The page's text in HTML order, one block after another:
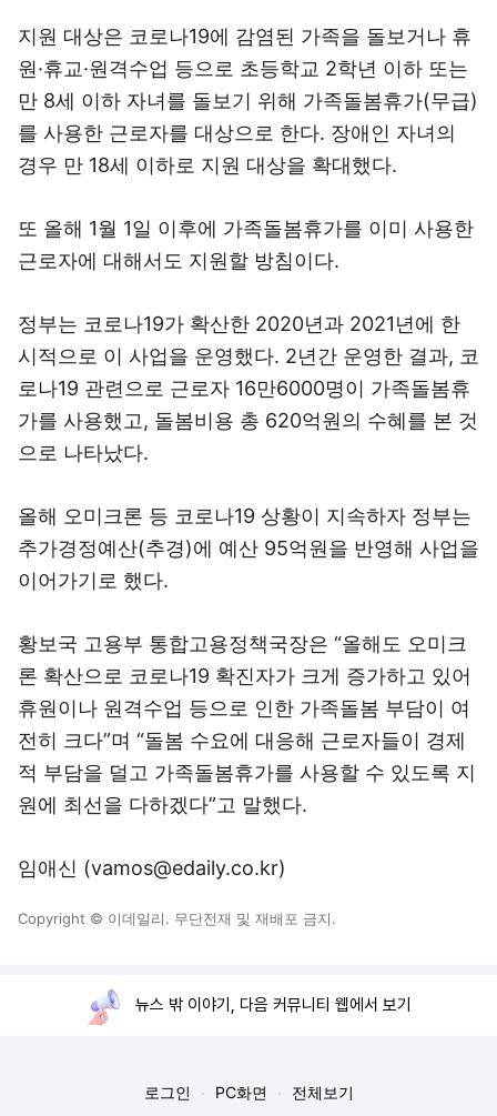
지원 대상은 코로나19에 감염된 가족을 돌보거나 휴
원·휴교·원격수업 등으로 초등학교 2학년 이하 또는
만 8세 이하 자녀를 돌보기 위해 가족돌봄휴가(무급)
를 사용한 근로자를 대상으로 한다. 장애인 자녀의
경우 만 18세 이하로 지원 대상을 확대했다.
또 올해 1월 1일 이후에 가족돌봄휴가를 이미 사용한
근로자에 대해서도 지원할 방침이다.
정부는 코로나19가 확산한 2020년과 2021년에 한
시적으로 이 사업을 운영했다. 2년간 운영한 결과, 코
로나19 관련으로 근로자 16만6000명이 가족돌봄휴
가를 사용했고, 돌봄비용 총 620억원의 수혜를 본 것
으로 나타났다.
올해 오미크론 등 코로나19 상황이 지속하자 정부는
추가경정예산(추경)에 예산 95억원을 반영해 사업을
이어가기로 했다.
황보국 고용부 통합고용정책국장은 “올해도 오미크
론 확산으로 코로나19 확진자가 크게 증가하고 있어
휴원이나 원격수업 등으로 인한 가족돌봄 부담이 여
전히 크다”며 “돌봄 수요에 대응해 근로자들이 경제
적 부담을 덜고 가족돌봄휴가를 사용할 수 있도록 지
원에 최선을 다하겠다”고 말했다.
임애신 (vamos@edaily.co.kr)
Copyright © 이데일리. 무단전재 및 재배포 금지.
뉴스 밖 이야기, 다음 커뮤니티 웹에서 보기
로그인 PC화면 전체보기